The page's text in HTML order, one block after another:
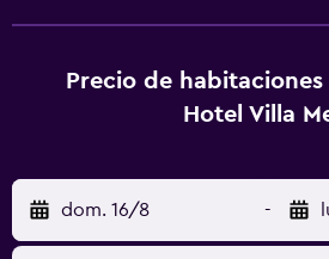
escritorio y TV de pantalla plana. En
puede disfrutar de un desayuno
Pordoi está a 38 km del alojamiento,
38 km. El aeropuerto (Aeropuerto
km.
Precio de
Hotel Villa
dom. 16/8 -